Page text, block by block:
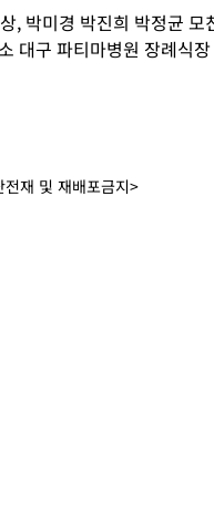
, 박미경 박진희 박정균 모
대구 파티마병원 장례식
재 및 재배포금지>